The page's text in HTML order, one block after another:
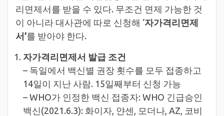
리면제서를 받을 수 있다. 무조건 면제 가능한 것
이 아니라 대사관에 따로 신청해 ‘자가격리면제
서’를 받아야 한다.
자가격리면제서 발급 조건
– 독일에서 백신별 권장 횟수를 모두 접종하고
14일이 지난 사람. 15일째부터 신청 가능
– WHO가 인정한 백신 접종자: WHO 긴급승인
백신(2021.6.3): 화이자, 얀센, 모더나, AZ, 코비